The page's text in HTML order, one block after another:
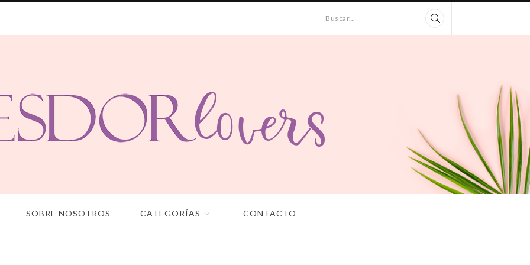
Buscar...
SOBRE NOSOTROS CATEGORÍAS CONTACTO